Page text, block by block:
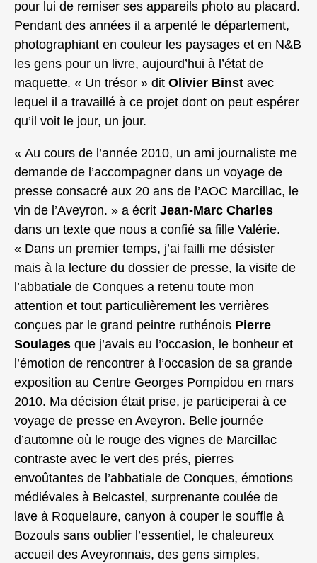
pour lui de remiser ses appareils photo au placard.
Pendant des années il a arpenté le département,
photographiant en couleur les paysages et en N&B
les gens pour un livre, aujourd’hui à l’état de
maquette. « Un trésor » dit Olivier Binst avec
lequel il a travaillé à ce projet dont on peut espérer
qu’il voit le jour, un jour.
« Au cours de l’année 2010, un ami journaliste me
demande de l’accompagner dans un voyage de
presse consacré aux 20 ans de l’AOC Marcillac, le
vin de l’Aveyron. » a écrit Jean-Marc Charles
dans un texte que nous a confié sa fille Valérie.
« Dans un premier temps, j’ai failli me désister
mais à la lecture du dossier de presse, la visite de
l’abbatiale de Conques a retenu toute mon
attention et tout particulièrement les verrières
conçues par le grand peintre ruthénois Pierre
Soulages que j’avais eu l’occasion, le bonheur et
l’émotion de rencontrer à l’occasion de sa grande
exposition au Centre Georges Pompidou en mars
2010. Ma décision était prise, je participerai à ce
voyage de presse en Aveyron. Belle journée
d’automne où le rouge des vignes de Marcillac
contraste avec le vert des prés, pierres
envoûtantes de l’abbatiale de Conques, émotions
médiévales à Belcastel, surprenante coulée de
lave à Roquelaure, canyon à couper le souffle à
Bozouls sans oublier l’essentiel, le chaleureux
accueil des Aveyronnais, des gens simples,